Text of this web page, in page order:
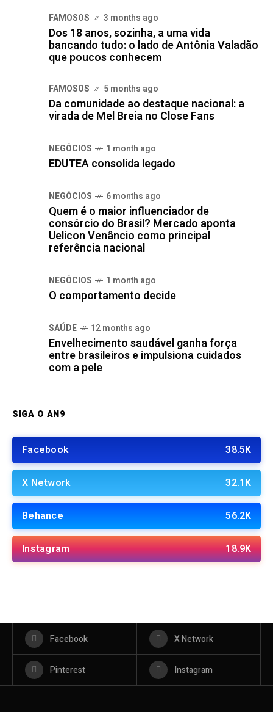
FAMOSOS 3 months ago
Dos 18 anos, sozinha, a uma vida
bancando tudo: o lado de Antônia Valadão
que poucos conhecem
FAMOSOS 5 months ago
Da comunidade ao destaque nacional: a
virada de Mel Breia no Close Fans
NEGÓCIOS 1 month ago
EDUTEA consolida legado
NEGÓCIOS 6 months ago
Quem é o maior influenciador de
consórcio do Brasil? Mercado aponta
Uelicon Venâncio como principal
referência nacional
NEGÓCIOS 1 month ago
O comportamento decide
SAÚDE 12 months ago
Envelhecimento saudável ganha força
entre brasileiros e impulsiona cuidados
com a pele
SIGA O AN9
Facebook 38.5K
X Network 32.1K
Behance 56.2K
Instagram 18.9K
Facebook X Network
Pinterest Instagram